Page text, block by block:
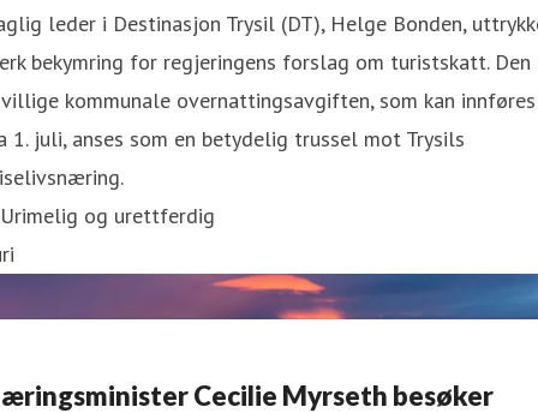
leder i Destinasjon Trysil (DT), Helge Bonden,
bekymring for regjeringens forslag om turistskatt. Den
kommunale overnattingsavgiften, som kan innføres
1. juli, anses som en betydelig trussel mot Trysils
og urettferdig
Cecilie Myrseth besøker